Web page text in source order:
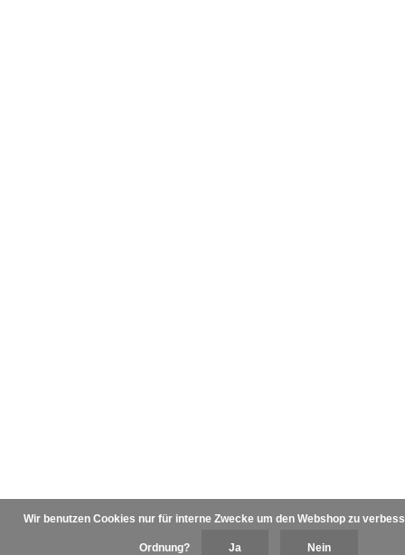
Wir benutzen Cookies nur für interne Zwecke um den Webshop zu
Ordnung? Ja Nein